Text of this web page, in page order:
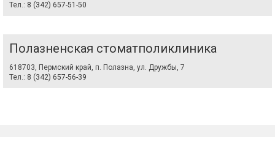
Тел.: 8 (342) 657-51-50
Полазненская стоматполиклиника
618703, Пермский край, п. Полазна, ул. Дружбы, 7
Тел.: 8 (342) 657-56-39